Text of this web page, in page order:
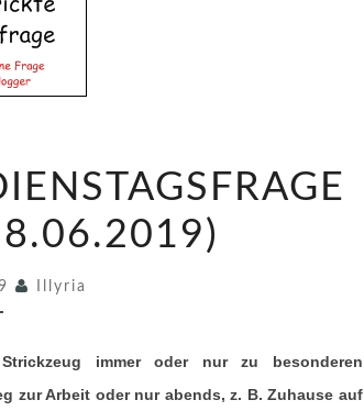
Illyria
immer oder nur zu besonderen
zur Arbeit oder nur abends, z. B. Zuhause auf